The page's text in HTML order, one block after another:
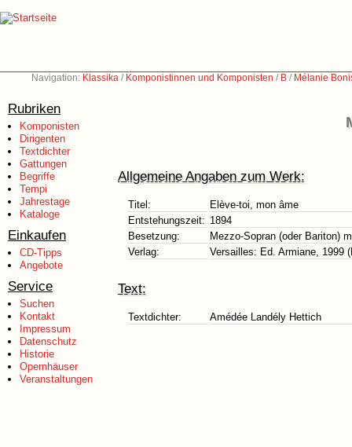
Navigation: Klassika / Komponistinnen und Komponisten / B / Mélanie
Rubriken
Komponisten
Dirigenten
Textdichter
Gattungen
Begriffe
Tempi
Jahrestage
Kataloge
Einkaufen
CD-Tipps
Angebote
Service
Suchen
Kontakt
Impressum
Datenschutz
Historie
Opernhäuser
Veranstaltungen
Allgemeine Angaben zum Werk:
Titel:
Elève-toi, mon âme
Entstehungszeit: 1894
Besetzung:
Mezzo-Sopran (oder Bariton)
Verlag:
Versailles: Ed. Armiane, 1999
Text:
Textdichter: Amédée Landély Hettich